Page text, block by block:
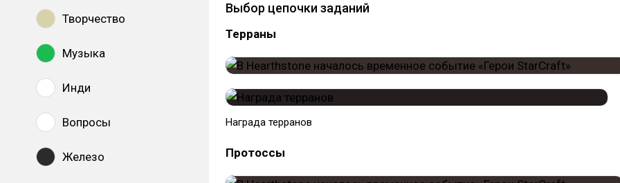
Творчество
Музыка
Инди
Вопросы
Железо
Выбор цепочки заданий
Терраны
Награда терранов
Протоссы